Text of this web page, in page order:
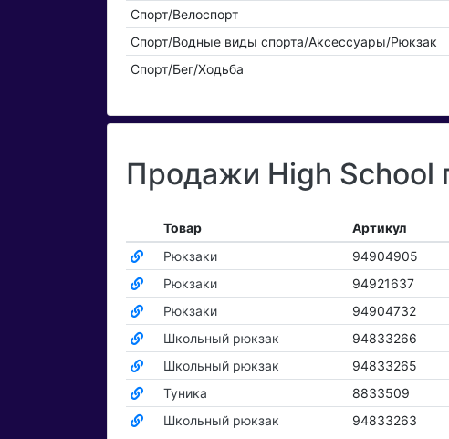
Спорт/Велоспорт
Спорт/Водные виды спорта/Аксессуары/Рюкзак
Спорт/Бег/Ходьба
Продажи High School
Товар Артикул
Рюкзаки
94904905
Рюкзаки
94921637
Рюкзаки
94904732
Школьный рюкзак
94833266
Школьный рюкзак
94833265
Туника
8833509
Школьный рюкзак
94833263